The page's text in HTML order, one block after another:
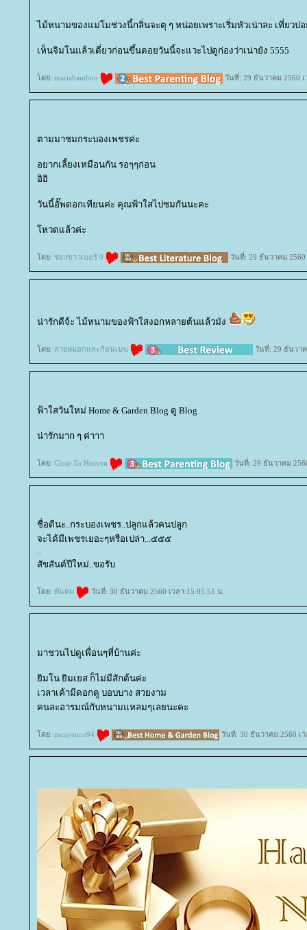
ไม้หนามของแม่โมช่วงนี้กลิ่นจะตุ ๆ หน่อยเพราะเริ่มหัวเน่าละ เที่ยวบ่
เห็นจิมโนแล้วเดี่ยวก่อนขึ้นดอยวันนี้จะแวะไปดูก่องว่าเน่ายัง 5555
ดย: mariabamboo วันที่: 29 ธันวาคม 2560 เ
ตามมาชมกระบองเพชรค่ะ
อยากเลี้ยงเหมือนกัน รอๆๆก่อน
อิอิ
วันนี้อั๊พดอกเทียนค่ะ คุณฟ้าใสไปชมกันนะคะ
หวดแล้วค่ะ
ดย: ซองขาวเบอร์ 9 วันที่: 29 ธันวาคม 2560
น่ารักดีจ้ะ ไม้หนามของฟ้าใสงอกหลายต้นแล้วมัง
ดย: สายหมอกและก้อนเมฆ วันที่: 29 ธันวาค
ฟ้าใสวันใหม่ Home & Garden Blog ดู Blog
น่ารักมาก ๆ ค่าาา
ดย: Close To Heaven วันที่: 29 ธันวาคม
ชื่อดีนะ..กระบองเพชร..ปลูกแล้วคนปลูก
จะได้มีเพชรเยอะๆหรือเปล่า...๕๕๕
สัขสันต์ปีใหม่..ขอรับ
ดย: พันคม วันที่: 30 ธันวาคม 2560 เวลา:15:05:51 น.
มาชวนไปดูเพื่อนๆที่บ้านค่ะ
ิมโน ยิมเยส ก็ไม่มีสักต้นค่ะ
เวลาเค้ามีดอกดู บอบบาง สวยงาม
คนละอารมณ์กับหนามแหลมๆเลยนะคะ
ดย: mcayenne94 วันที่: 30 ธันวาคม 2560 เ